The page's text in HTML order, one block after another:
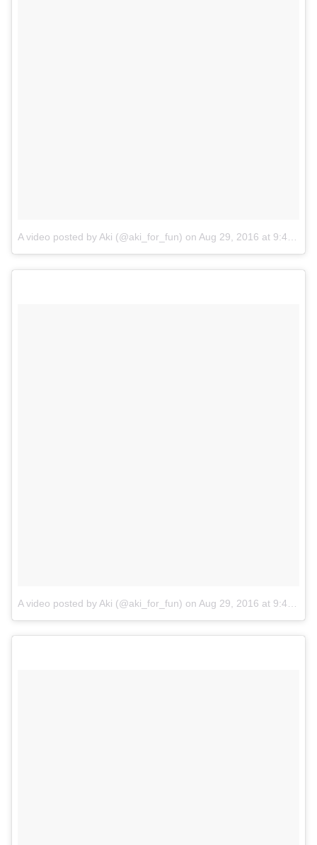
A video posted by Aki (@aki_for_fun) on Aug 29, 2016 at 9:46pm PDT
A video posted by Aki (@aki_for_fun) on Aug 29, 2016 at 9:48pm PDT